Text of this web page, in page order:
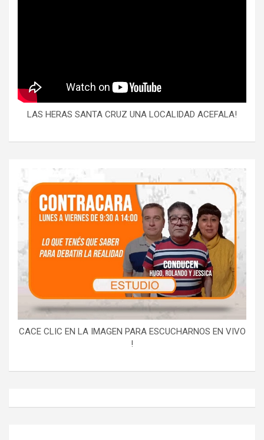
LAS HERAS SANTA CRUZ UNA LOCALIDAD ACEFALA!
CACE CLIC EN LA IMAGEN PARA ESCUCHARNOS EN VIVO
!